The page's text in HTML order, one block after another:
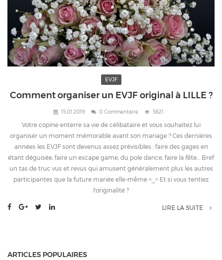
EVJF
Comment organiser un EVJF original à LILLE ?
15.01.2019 0 Commentaire 5621
Votre copine enterre sa vie de célibataire et vous souhaitez lui
organiser un moment mémorable avant son mariage ? Ces dernières
années les EVJF sont devenus assez prévisibles : faire des gages en
étant déguisée, faire un escape game, du pole dance, faire la fête… Bref
un tas de truc vus et revus qui amusent généralement plus les autres
participantes que la future mariée elle-même ^_^ Et si vous tentiez
l'originalité ?
LIRE LA SUITE
ARTICLES POPULAIRES